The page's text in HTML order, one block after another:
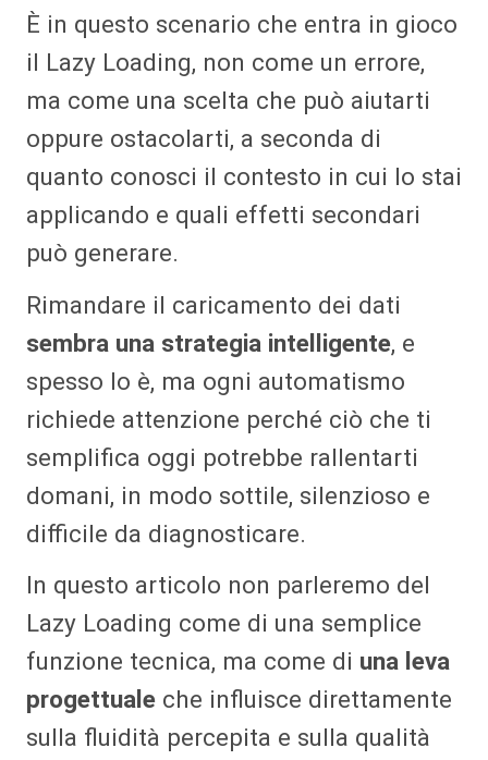
È in questo scenario che entra in gioco
il Lazy Loading, non come un errore,
ma come una scelta che può aiutarti
oppure ostacolarti, a seconda di
quanto conosci il contesto in cui lo stai
applicando e quali effetti secondari
può generare.
Rimandare il caricamento dei dati
sembra una strategia intelligente, e
spesso lo è, ma ogni automatismo
richiede attenzione perché ciò che ti
semplifica oggi potrebbe rallentarti
domani, in modo sottile, silenzioso e
difficile da diagnosticare.
In questo articolo non parleremo del
Lazy Loading come di una semplice
funzione tecnica, ma come di una leva
progettuale che influisce direttamente
sulla fluidità percepita e sulla qualità